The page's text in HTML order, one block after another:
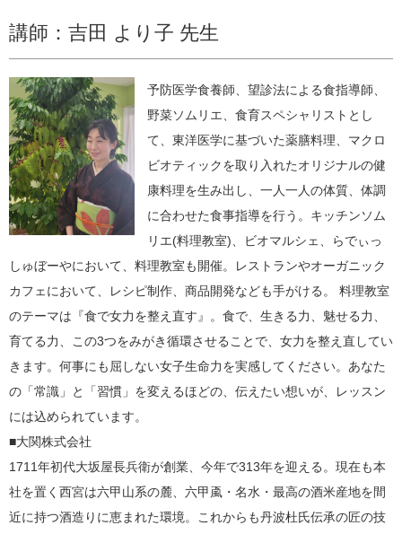
講師：吉田 より子 先生
予防医学食養師、望診法による食指導師、
野菜ソムリエ、食育スペシャリストとし
て、東洋医学に基づいた薬膳料理、マクロ
ビオティックを取り入れたオリジナルの健
康料理を生み出し、一人一人の体質、体調
に合わせた食事指導を行う。キッチンソム
リエ(料理教室)、ビオマルシェ、らでぃっ
しゅぼーやにおいて、料理教室も開催。レストランやオーガニック
カフェにおいて、レシピ制作、商品開発なども手がける。 料理教室
のテーマは『食で女力を整え直す』。食で、生きる力、魅せる力、
育てる力、この3つをみがき循環させることで、女力を整え直してい
きます。何事にも屈しない女子生命力を実感してください。あなた
の「常識」と「習慣」を変えるほどの、伝えたい想いが、レッスン
には込められています。
■大関株式会社
1711年初代大坂屋長兵衛が創業、今年で313年を迎える。現在も本
社を置く西宮は六甲山系の麓、六甲颪・名水・最高の酒米産地を間
近に持つ酒造りに恵まれた環境。これからも丹波杜氏伝承の匠の技